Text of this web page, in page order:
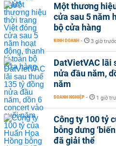
Một thương
cửa sau 5 năm
bộ cửa hàng
KINH DOANH - 3 giờ
DatVietVAC lãi
nửa đầu năm,
năm
DOANH NGHIỆP - 1 giờ
Công ty 100 tỷ
bỗng dưng
đã giải thể